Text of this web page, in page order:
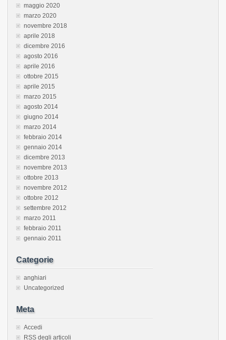
maggio 2020
marzo 2020
novembre 2018
aprile 2018
dicembre 2016
agosto 2016
aprile 2016
ottobre 2015
aprile 2015
marzo 2015
agosto 2014
giugno 2014
marzo 2014
febbraio 2014
gennaio 2014
dicembre 2013
novembre 2013
ottobre 2013
novembre 2012
ottobre 2012
settembre 2012
marzo 2011
febbraio 2011
gennaio 2011
Categorie
anghiari
Uncategorized
Meta
Accedi
RSS degli articoli